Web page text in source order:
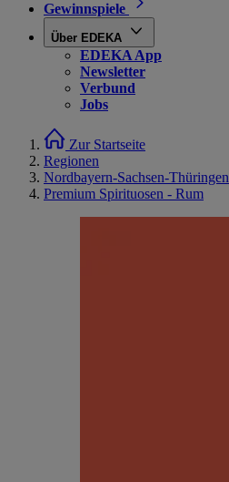
Gewinnspiele
Über EDEKA
EDEKA App
Newsletter
Verbund
Jobs
Zur Startseite
Regionen
Nordbayern-Sachsen-Thüringen
Premium Spirituosen - Rum